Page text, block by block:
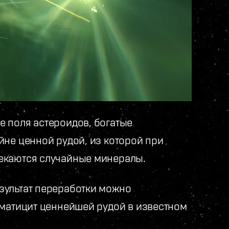
астероидов, богатые
ценной рудой, из которой при
случайные минералы.
переработки можно
ценнейшей рудой в известном